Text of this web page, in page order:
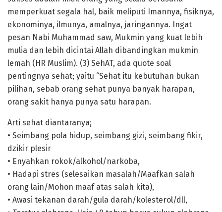
memperkuat segala hal, baik meliputi Imannya, fisiknya,
ekonominya, ilmunya, amalnya, jaringannya. Ingat
pesan Nabi Muhammad saw, Mukmin yang kuat lebih
mulia dan lebih dicintai Allah dibandingkan mukmin
lemah (HR Muslim). (3) SehAT, ada quote soal
pentingnya sehat; yaitu “Sehat itu kebutuhan bukan
pilihan, sebab orang sehat punya banyak harapan,
orang sakit hanya punya satu harapan.
Arti sehat diantaranya;
• Seimbang pola hidup, seimbang gizi, seimbang fikir,
dzikir plesir
• Enyahkan rokok/alkohol/narkoba,
• Hadapi stres (selesaikan masalah/Maafkan salah
orang lain/Mohon maaf atas salah kita),
• Awasi tekanan darah/gula darah/kolesterol/dll,